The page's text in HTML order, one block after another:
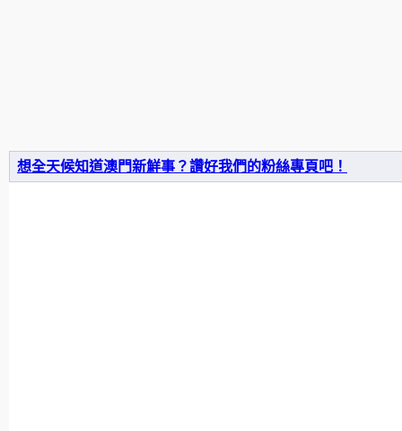
想全天候知道澳門新鮮事？讚好我們的粉絲專頁吧！